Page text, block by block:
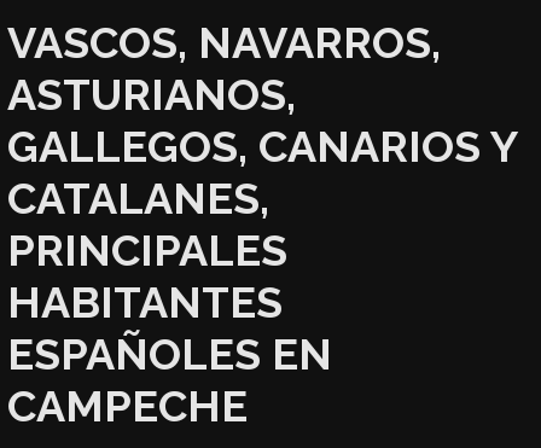
VASCOS, NAVARROS,
ASTURIANOS,
GALLEGOS, CANARIOS Y
CATALANES,
PRINCIPALES
HABITANTES
ESPAÑOLES EN
CAMPECHE